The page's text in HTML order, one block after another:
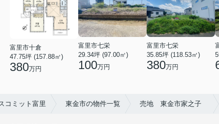
富里市十倉
47.75坪 (157.88㎡)
380万円
富里市七栄
29.34坪 (97.00㎡)
100万円
富里市七栄
35.85坪 (118.53㎡)
380万円
コミット富里 東金市の物件一覧 売地 東金市家之子